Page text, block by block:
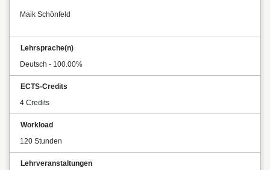
Maik Schönfeld
Lehrsprache(n)
Deutsch - 100.00%
ECTS-Credits
4 Credits
Workload
120 Stunden
Lehrveranstaltungen